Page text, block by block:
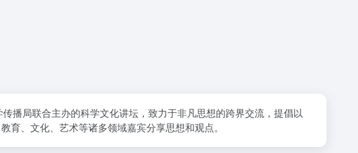
播局联合主办的科学文化讲坛，致力于非凡思想的跨界交流，提倡以
育、文化、艺术等诸多领域嘉宾分享思想和观点。